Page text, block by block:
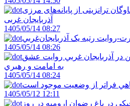
ناوگان ترانزیتی از پایانه‌های مرزی
آذربایجان ‌غربی
1405/05/14 08:27
روايت رتبه يک آذربايجان‌غربي
1405/05/14 08:26
در آذربايجان غربي روايت عشق
به امامت و رهبري
1405/05/14 08:24
فراتر از وضعيت موجود است
1405/05/12 12:11
در باغ رضوان ارومیه در روز